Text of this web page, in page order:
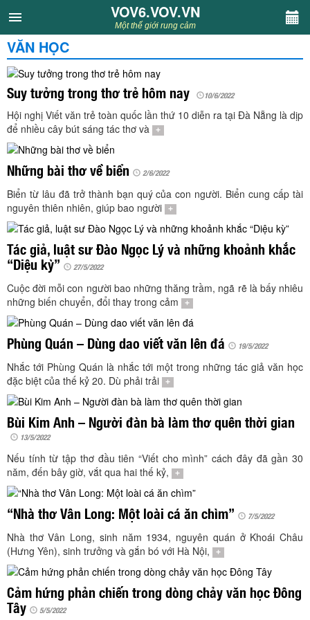
VOV6.VOV.VN
CHUYÊN MỤC
Khách VOV6
Văn học
Nghệ thuật
Sân khấu
Thiếu nhi
Kết nối VOV6
TÌM KIẾM
Vận hành bởi QI Corp
VOV6.VOV.VN
Một thế giới rung cảm
VĂN HỌC
Suy tưởng trong thơ trẻ hôm nay 10/6/2022
Hội nghị Viết văn trẻ toàn quốc lần thứ 10 diễn ra tại Đà Nẵng là dịp
để nhiều cây bút sáng tác thơ và
+
Những bài thơ về biển 2/6/2022
Biển từ lâu đã trở thành bạn quý của con người. Biển cung cấp tài
nguyên thiên nhiên, giúp bao người
+
Tác giả, luật sư Đào Ngọc Lý và những khoảnh khắc
“Diệu kỳ” 27/5/2022
Cuộc đời mỗi con người bao những thăng trầm, ngã rẽ là bấy nhiêu
những biến chuyển, đổi thay trong cảm
+
Phùng Quán – Dùng dao viết văn lên đá 19/5/2022
Nhắc tới Phùng Quán là nhắc tới một trong những tác giả văn học
đặc biệt của thế kỷ 20. Dù phải trải
+
Bùi Kim Anh – Người đàn bà làm thơ quên thời gian
13/5/2022
Nếu tính từ tập thơ đầu tiên “Viết cho mình” cách đây đã gần 30
năm, đến bây giờ, vắt qua hai thế kỷ,
+
“Nhà thơ Vân Long: Một loài cá ăn chìm” 7/5/2022
Nhà thơ Vân Long, sinh năm 1934, nguyên quán ở Khoái Châu
(Hưng Yên), sinh trưởng và gắn bó với Hà Nội,
+
Cảm hứng phản chiến trong dòng chảy văn học Đông
Tây 5/5/2022